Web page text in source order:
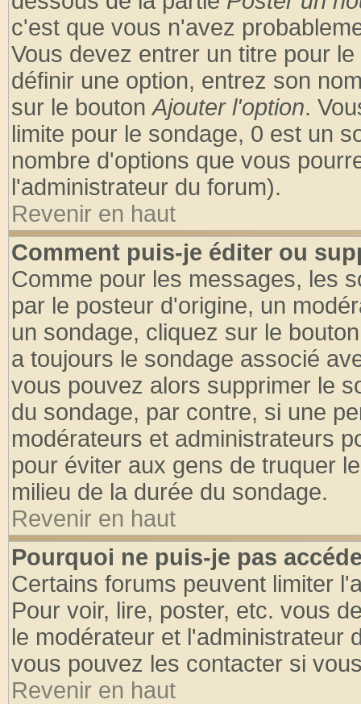
c'est que vous n'avez
Vous devez entrer un titre pour
définir une option, entrez son
sur le boutonAjouter l'option.
limite pour le sondage, 0 est un
nombre d'options que vous
l'administrateur du forum).
Revenir en haut
Comment puis-je éditer ou
Comme pour les messages, les
par le posteur d'origine, un
un sondage, cliquez sur le
a toujours le sondage associé
vous pouvez alors supprimer le
du sondage, par contre, si une
modérateurs et administrateurs
pour éviter aux gens de truquer
milieu de la durée du sondage.
Revenir en haut
Pourquoi ne puis-je pas
Certains forums peuvent limiter
Pour voir, lire, poster, etc. vous
le modérateur et l'administrateur
vous pouvez les contacter si
Revenir en haut